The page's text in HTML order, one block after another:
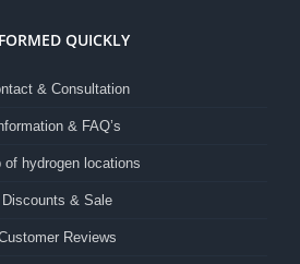
QUICKLY
& Consultation
& FAQ’s
of hydrogen locations
Discounts & Sale
Reviews